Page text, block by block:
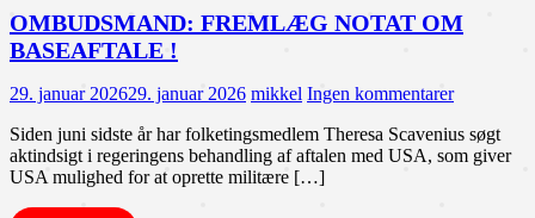
OMBUDSMAND: FREMLÆG NOTAT OM
BASEAFTALE !
29. januar 202629. januar 2026 mikkel Ingen kommentarer
Siden juni sidste år har folketingsmedlem Theresa Scavenius søgt
aktindsigt i regeringens behandling af aftalen med USA, som giver
USA mulighed for at oprette militære […]